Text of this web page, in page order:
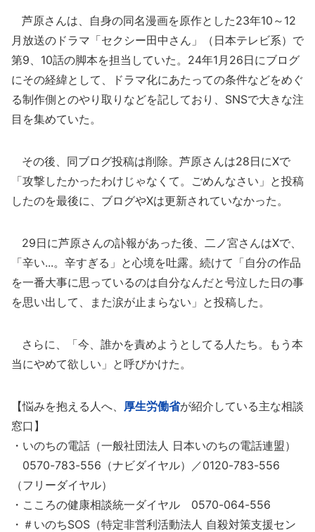
芦原さんは、自身の同名漫画を原作とした23年10～12
月放送のドラマ「セクシー田中さん」（日本テレビ系）で
第9、10話の脚本を担当していた。24年1月26日にブログ
にその経緯として、ドラマ化にあたっての条件などをめぐ
る制作側とのやり取りなどを記しており、SNSで大きな注
目を集めていた。
その後、同ブログ投稿は削除。芦原さんは28日にXで
「攻撃したかったわけじゃなくて。ごめんなさい」と投稿
したのを最後に、ブログやXは更新されていなかった。
29日に芦原さんの訃報があった後、二ノ宮さんはXで、
「辛い...。辛すぎる」と心境を吐露。続けて「自分の作品
を一番大事に思っているのは自分なんだと号泣した日の事
を思い出して、また涙が止まらない」と投稿した。
さらに、「今、誰かを責めようとしてる人たち。もう本
当にやめて欲しい」と呼びかけた。
【悩みを抱える人へ、 厚生労働省が紹介している主な相談
窓口】
・いのちの電話（一般社団法人 日本いのちの電話連盟）
0570-783-556（ナビダイヤル）／0120-783-556
（フリーダイヤル）
・こころの健康相談統一ダイヤル 0570-064-556
・＃いのちSOS（特定非営利活動法人 自殺対策支援セン